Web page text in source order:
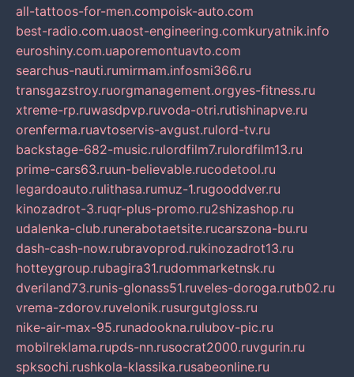
all-tattoos-for-men.compoisk-auto.com
best-radio.com.uaost-engineering.comkuryatnik.info
euroshiny.com.uaporemontuavto.com
searchus-nauti.rumirmam.infosmi366.ru
transgazstroy.ruorgmanagement.orgyes-fitness.ru
xtreme-rp.ruwasdpvp.ruvoda-otri.rutishinapve.ru
orenferma.ruavtoservis-avgust.rulord-tv.ru
backstage-682-music.rulordfilm7.rulordfilm13.ru
prime-cars63.ruun-believable.rucodetool.ru
legardoauto.rulithasa.rumuz-1.rugooddver.ru
kinozadrot-3.ruqr-plus-promo.ru2shizashop.ru
udalenka-club.runerabotaetsite.rucarszona-bu.ru
dash-cash-now.rubravoprod.rukinozadrot13.ru
hotteygroup.rubagira31.rudommarketnsk.ru
dveriland73.runis-glonass51.ruveles-doroga.rutb02.ru
vrema-zdorov.ruvelonik.rusurgutgloss.ru
nike-air-max-95.runadookna.rulubov-pic.ru
mobilreklama.rupds-nn.rusocrat2000.ruvgurin.ru
spksochi.rushkola-klassika.rusabeonline.ru